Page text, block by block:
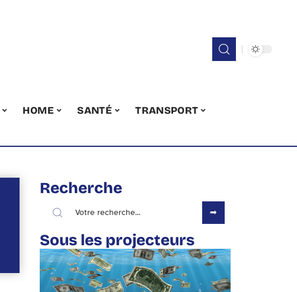
HOME SANTÉ
TRANSPORT
Recherche
Sous les projecteurs